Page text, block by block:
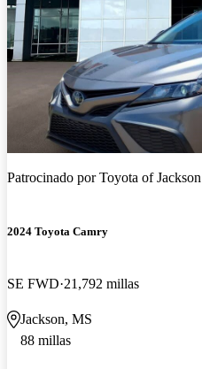
Patrocinado porToyota of Jackson
2024 Toyota Camry
SE FWD 21,792 millas
Jackson, MS
88 millas